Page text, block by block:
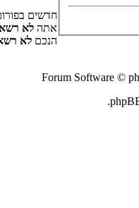
חדשים
אתה לא
הנכם לא